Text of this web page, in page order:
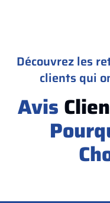
Découvrez les
clients qui
Avis